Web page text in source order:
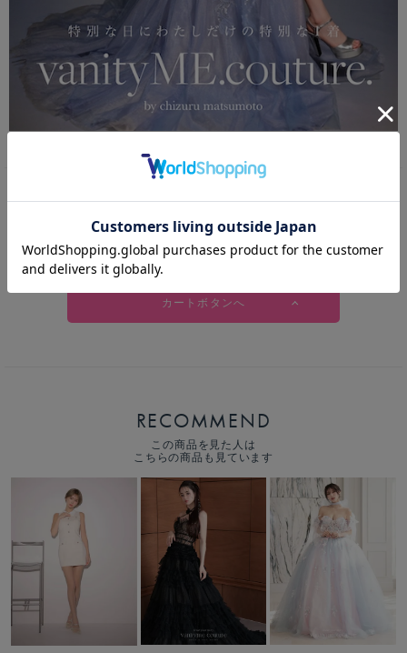
vanityME.couture. バニティーミークチュール 4段チュールスカート バイ
カラー プリンセス 姫 ロングドレス バースデードレス ブルー vctr-t-2420-
カートボタンへ
RECOMMEND
この商品を見た人は
こちらの商品も見ています